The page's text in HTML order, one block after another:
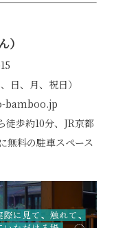
、月、祝日）
bamboo.jp
徒歩約10分、JR京都
無料の駐車スペース